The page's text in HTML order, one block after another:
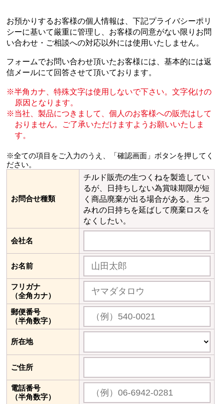
お預かりするお客様の個人情報は、下記プライバシーポリ
シーに基いて厳重に管理し、 お客様の同意がない限りお問
い合わせ・ご相談への対応以外には使用いたしません。
フォームでお問い合わせ頂いたお客様には、基本的には返
信メールにて回答させて頂いております。
半角カナ、特殊文字は使用しないで下さい。文字化けの
原因となります。
当社、製品につきまして、個人のお客様への販売はして
おりません。
ご了承いただけますようお願いいたしま
す。
※全ての項目をご入力のうえ、「確認画面」ボタンを押してく
ださい。
お問合せ種類
チルド販売の生つくねを製造してい
るが、日持ちしない為賞味期限が短
く商品廃棄が出る場合がある。生つ
みれの日持ちを延ばして廃棄ロスを
なくしたい。
会社名
お名前
フリガナ
（全角カナ）
郵便番号
（半角数字）
所在地
ご住所
電話番号
（半角数字）